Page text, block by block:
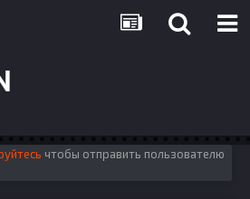
чтобы отправить пользователю